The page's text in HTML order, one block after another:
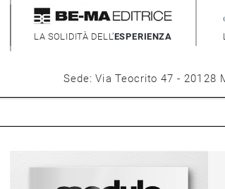
LA SOLIDITÀ DELL’ESPERIENZA
Sede: Via Teocrito 47 - 20128